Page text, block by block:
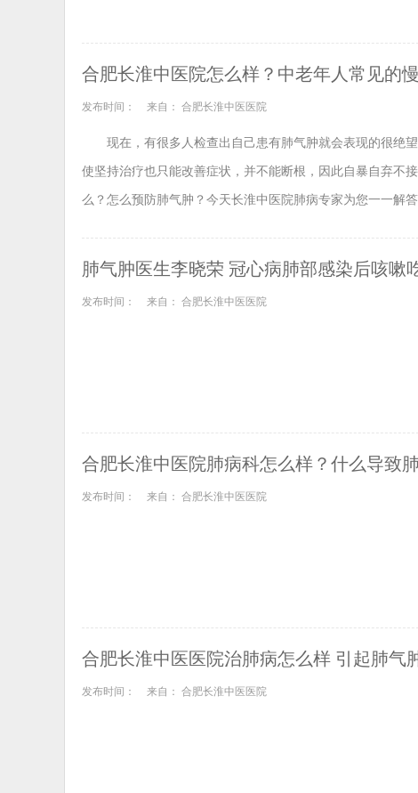
合肥长淮中医院怎么样？中老年人常见
发布时间： 来自： 合肥长淮中医医院
现在，有很多人检查出自己患有肺气肿就会表现的很绝
使坚持治疗也只能改善症状，并不能断根，因此自暴自弃不
么？怎么预防肺气肿？今天长淮中医院肺病专家为您一一解答
肺气肿医生李晓荣 冠心病肺部感染后咳嗽
发布时间： 来自： 合肥长淮中医医院
合肥长淮中医院肺病科怎么样？什么导致
发布时间： 来自： 合肥长淮中医医院
合肥长淮中医医院治肺病怎么样 引起肺气
发布时间： 来自： 合肥长淮中医医院